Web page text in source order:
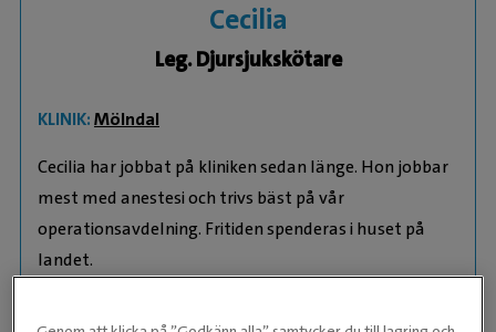
Cecilia
Leg. Djursjukskötare
KLINIK:Mölndal
Cecilia har jobbat på kliniken sedan länge. Hon jobbar
mest med anestesi och trivs bäst på vår
operationsavdelning. Fritiden spenderas i huset på
landet.